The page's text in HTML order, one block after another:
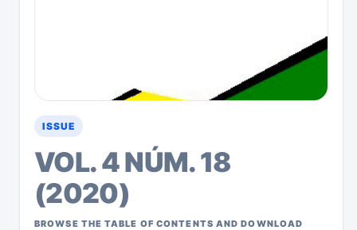
ISSUE
VOL. 4 NÚM. 18
(2020)
BROWSE THE TABLE OF CONTENTS AND DOWNLOAD